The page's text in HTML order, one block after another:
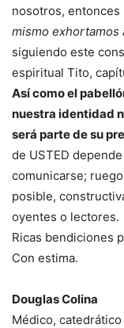
nosotros, entonces
mismo exhortamos
siguiendo este
espiritual Tito,
Así como el
nuestra identidad
será parte de su
de USTED
comunicarse;
posible,
oyentes o lectores.
Ricas bendiciones
Con estima.
Douglas Colina
Médico,